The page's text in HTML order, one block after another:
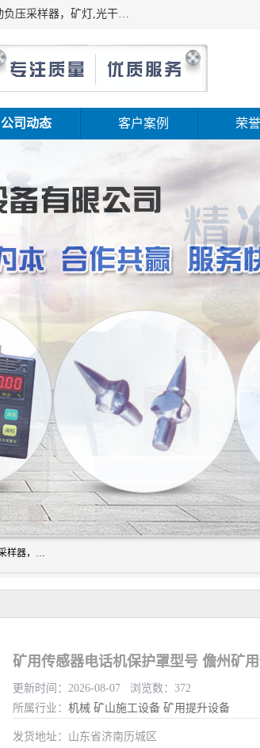
山东振达工矿设备有限公司是集科研开发、生产加工、电子商务为一体的技术型企业,公司主营:气体自动负压采样器，矿灯,光干涉甲烷测定器及其校验仪,甲烷报警仪及其校验装置,甲烷传感器校验装置,粉尘校验装置,煤尘爆炸校验装置,高压水表,三点测径规,圆型规,钢规磨耗仪,第四种检查器,内距尺,轮径尺,样板等铁路配件仪表,矿用设备等产品.
公司动态 客户案例 荣
山东振达工矿设备有限公司是集科研开发、生产加工、电子商务为一体的技术型企业,公司主营:气体自动负压采样器，矿灯,光干涉甲烷测定器及其校验仪,甲烷报警仪及其校验装置,甲烷传感器校验装置,粉尘校验装置,煤尘爆炸校验装置,高压水表,三点测径规,圆型规,钢规磨耗仪,第四种检查器,内距尺,轮径尺,样板等铁路配件仪表,矿用设备等产品.
更新时间：2026-08-07 浏览数：372
所属行业： 机械 矿山施工设备 矿用提升设备
发货地址：山东省济南历城区